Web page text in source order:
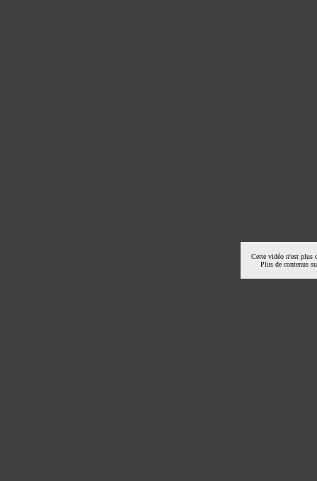
Cette vidéo n'est plus
Plus de contenus